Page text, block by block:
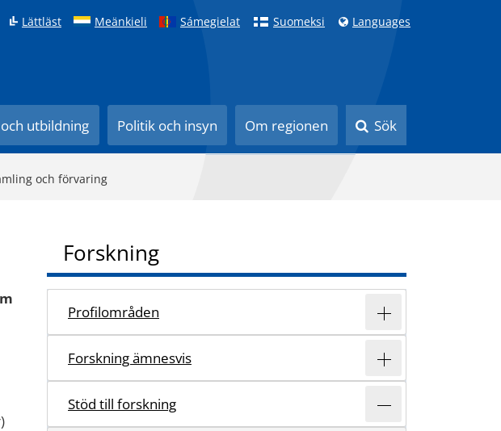
Lättläst Meänkieli Sámegielat Suomeksi Languages
och utbildning Politik och insyn Om regionen Sök
och förvaring
Forskning
Profilområden
Forskning ämnesvis
Stöd till forskning